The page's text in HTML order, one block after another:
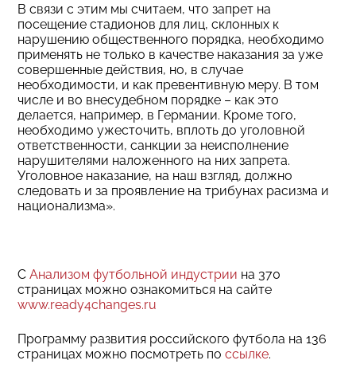
В связи с этим мы считаем, что запрет на
посещение стадионов для лиц, склонных к
нарушению общественного порядка, необходимо
применять не только в качестве наказания за уже
совершенные действия, но, в случае
необходимости, и как превентивную меру. В том
числе и во внесудебном порядке – как это
делается, например, в Германии. Кроме того,
необходимо ужесточить, вплоть до уголовной
ответственности, санкции за неисполнение
нарушителями наложенного на них запрета.
Уголовное наказание, на наш взгляд, должно
следовать и за проявление на трибунах расизма и
национализма».
С Анализом футбольной индустрии на 370
страницах можно ознакомиться на сайте
www.ready4changes.ru
Программу развития российского футбола на 136
страницах можно посмотреть по ссылке.